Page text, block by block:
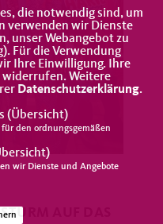
AUF DAS
die notwendig sind, um
verwenden wir Dienste
unser Webangebot zu
Für die Verwendung
Ihre Einwilligung. Ihre
widerrufen. Weitere
Datenschutzerklärung.
(Übersicht)
den ordnungsgemäßen
)
wir Dienste und Angebote